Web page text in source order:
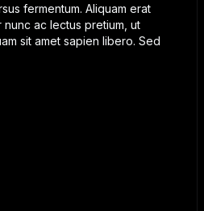
fermentum. Aliquam erat
ac lectus pretium, ut
sit amet sapien libero. Sed